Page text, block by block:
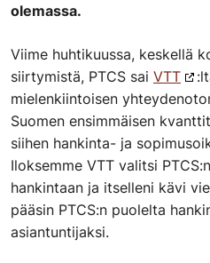
olemassa.
Viime huhtikuussa, keskellä
siirtymistä, PTCS sai VTT
mielenkiintoisen
Suomen ensimmäisen
siihen hankinta- ja
Iloksemme VTT valitsi
hankintaan ja itselleni kävi
pääsin PTCS:n puolelta
asiantuntijaksi.